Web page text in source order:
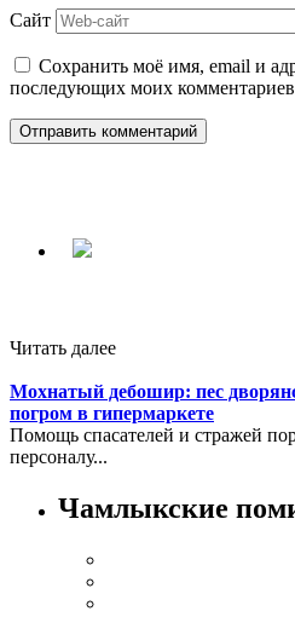
Сайт
Сохранить моё имя, email и
последующих моих
Читать далее
Мохнатый дебошир: пес
погром в гипермаркете
Помощь спасателей и стражей
персоналу...
Чамлыкские